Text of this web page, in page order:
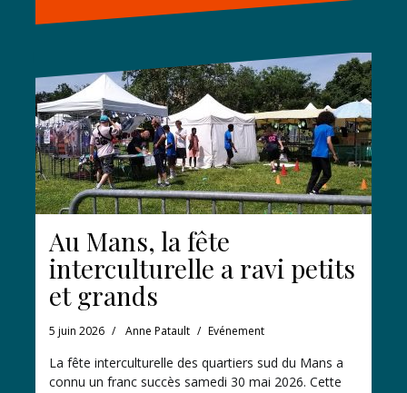
Au Mans, la fête
interculturelle a ravi petits
et grands
5 juin 2026 Anne Patault Evénement
La fête interculturelle des quartiers sud du Mans a
connu un franc succès samedi 30 mai 2026. Cette